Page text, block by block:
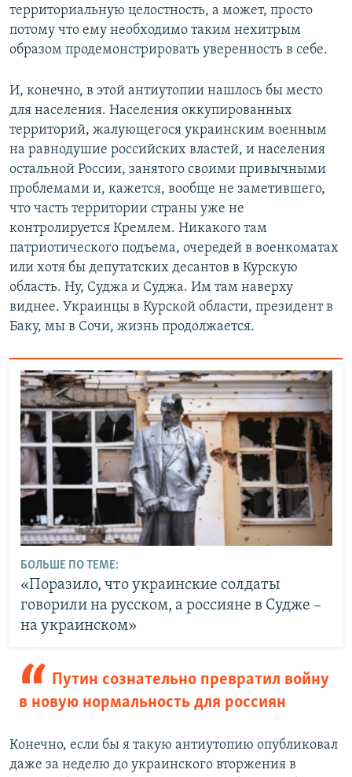
территориальную целостность, а может, просто
потому что ему необходимо таким нехитрым
образом продемонстрировать уверенность в себе.
И, конечно, в этой антиутопии нашлось бы место
для населения. Населения оккупированных
территорий, жалующегося украинским военным
на равнодушие российских властей, и населения
остальной России, занятого своими привычными
проблемами и, кажется, вообще не заметившего,
что часть территории страны уже не
контролируется Кремлем. Никакого там
патриотического подъема, очередей в военкоматах
или хотя бы депутатских десантов в Курскую
область. Ну, Суджа и Суджа. Им там наверху
виднее. Украинцы в Курской области, президент в
Баку, мы в Сочи, жизнь продолжается.
БОЛЬШЕ ПО ТЕМЕ:
«Поразило, что украинские солдаты
говорили на русском, а россияне в Судже –
на украинском»
Путин сознательно превратил войну
в новую нормальность для россиян
Конечно, если бы я такую антиутопию опубликовал
даже за неделю до украинского вторжения в